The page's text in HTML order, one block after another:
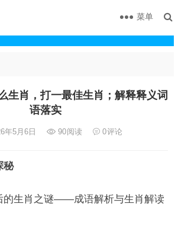
菜单
生肖，打一最佳生肖；解释释义词
语落实
年5月6日 90阅读 0评论
秘
的生肖之谜——成语解析与生肖解读